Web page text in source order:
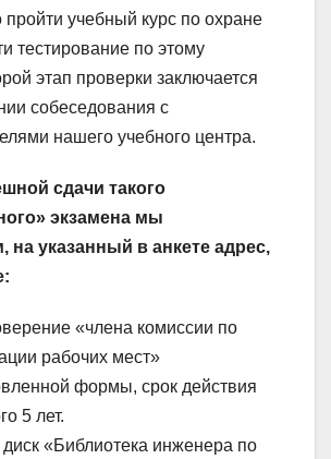
учебный курс по охране
тестирование по этому
этап проверки заключается
собеседования с
нашего учебного центра.
сдачи такого
экзамена мы
на указанный в анкете адрес,
«члена комиссии по
рабочих мест»
формы, срок действия
5 лет.
диск «Библиотека инженера по